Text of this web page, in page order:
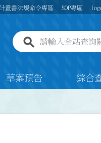
畫書法規命令專區 SOP專區
全站查詢關鍵字
草案預告 綜合